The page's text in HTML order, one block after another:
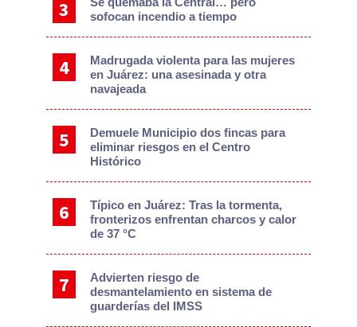
sofocan incendio a tiempo
Madrugada violenta para las mujeres
en Juárez: una asesinada y otra
navajeada
Demuele Municipio dos fincas para
eliminar riesgos en el Centro
Histórico
Típico en Juárez: Tras la tormenta,
fronterizos enfrentan charcos y calor
de 37 °C
Advierten riesgo de
desmantelamiento en sistema de
guarderías del IMSS